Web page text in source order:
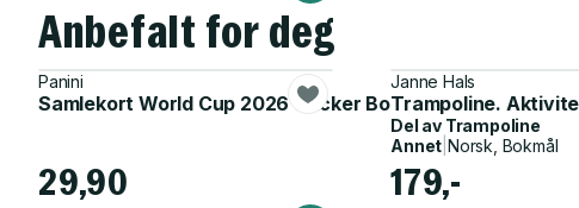
Anbefalt for deg
Panini
Samlekort World Cup 2026 Sticker Booster
29,90
Janne Hals
Trampoline.
Del av Trampoline
Annet Norsk, Bokmål
179,-